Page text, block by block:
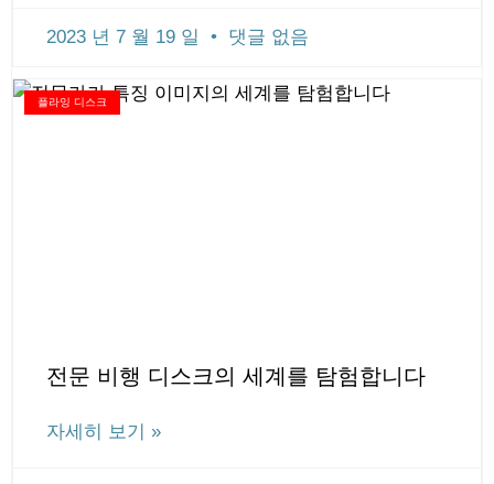
2023 년 7 월 19 일 댓글 없음
플라잉 디스크
전문 비행 디스크의 세계를 탐험합니다
자세히 보기 »